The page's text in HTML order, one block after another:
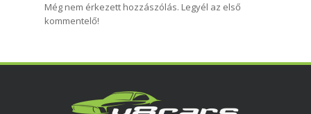
Még nem érkezett hozzászólás. Legyél az első
kommentelő!